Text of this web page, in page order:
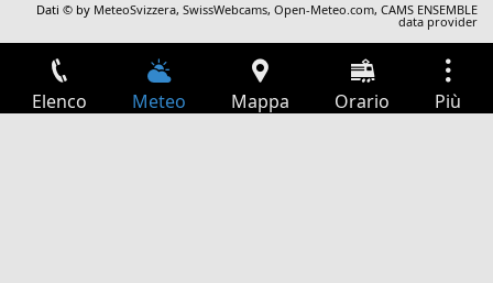
Dati © by MeteoSvizzera,SwissWebcams,Open-Meteo.com,CAMS ENSEMBLE
data provider
Elenco Meteo Mappa Orario Più